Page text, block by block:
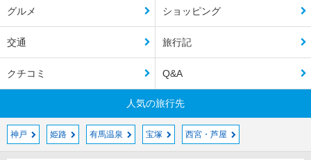
グルメ ショッピング
交通 旅行記
クチコミ Q&A
人気の旅行先
神戸 姫路 有馬温泉 宝塚 西宮・芦屋